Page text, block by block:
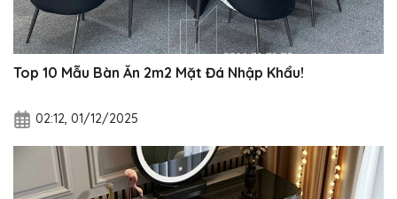
Top 10 Mẫu Bàn Ăn 2m2 Mặt Đá Nhập Khẩu!
02:12, 01/12/2025